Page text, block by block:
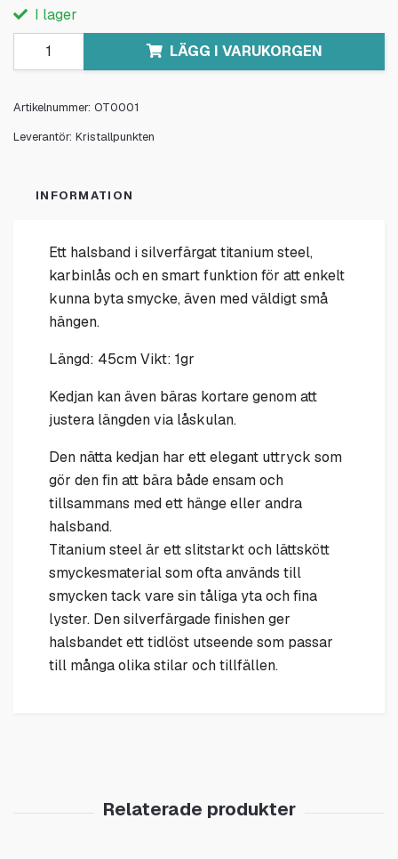
I lager
LÄGG I VARUKORGEN
Artikelnummer: OT0001
Leverantör: Kristallpunkten
INFORMATION
Ett halsband isilverfärgat titanium steel,
karbinlås och en smart funktion för att enkelt
kunna byta smycke, även med väldigt små
hängen.
Längd: 45cm Vikt: 1gr
Kedjan kan även bäras kortare genom att
justera längden via låskulan.
Den nätta kedjan har ett elegant uttryck som
gör den fin att bära både ensam och
tillsammans med ett hänge eller andra
halsband.
Titanium steel är ett slitstarkt och lättskött
smyckesmaterial som ofta används till
smycken tack vare sin tåliga yta och fina
lyster. Den silverfärgade finishen ger
halsbandet ett tidlöst utseende som passar
till många olika stilar och tillfällen.